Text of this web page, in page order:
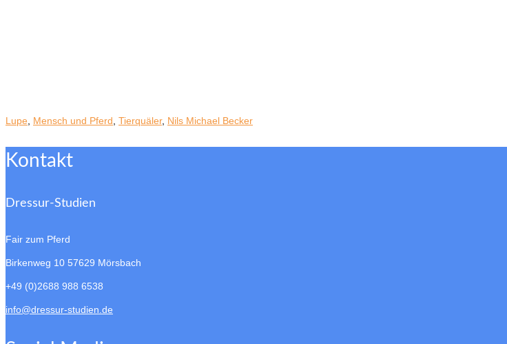
Lupe Mensch und Pferd Tierquäler, Nils Michael Becker
Kontakt
Dressur-Studien
Fair zum Pferd
Birkenweg 10 57629 Mörsbach
+49 (0)2688 988 6538
info@dressur-studien.de